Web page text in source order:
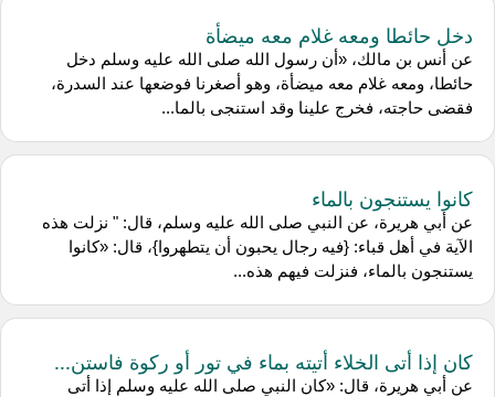
دخل حائطا ومعه غلام معه ميضأة
عن أنس بن مالك، «أن رسول الله صلى الله عليه وسلم دخل
حائطا، ومعه غلام معه ميضأة، وهو أصغرنا فوضعها عند السدرة،
فقضى حاجته، فخرج علينا وقد استنجى بالما...
كانوا يستنجون بالماء
عن أبي هريرة، عن النبي صلى الله عليه وسلم، قال: " نزلت هذه
الآية في أهل قباء: {فيه رجال يحبون أن يتطهروا}، قال: «كانوا
يستنجون بالماء، فنزلت فيهم هذه...
كان إذا أتى الخلاء أتيته بماء في تور أو ركوة فاستن...
عن أبي هريرة، قال: «كان النبي صلى الله عليه وسلم إذا أتى